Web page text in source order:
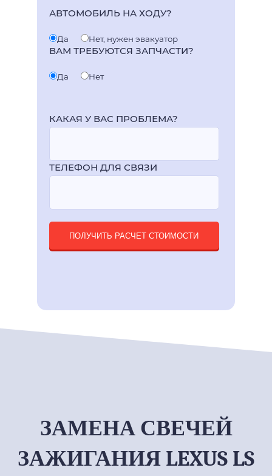
АВТОМОБИЛЬ НА ХОДУ?
Да Нет, нужен эвакуатор
ВАМ ТРЕБУЮТСЯ ЗАПЧАСТИ?
Да Нет
КАКАЯ У ВАС ПРОБЛЕМА?
ТЕЛЕФОН ДЛЯ СВЯЗИ
ПОЛУЧИТЬ РАСЧЕТ СТОИМОСТИ
ЗАМЕНА СВЕЧЕЙ
ЗАЖИГАНИЯ LEXUS LS